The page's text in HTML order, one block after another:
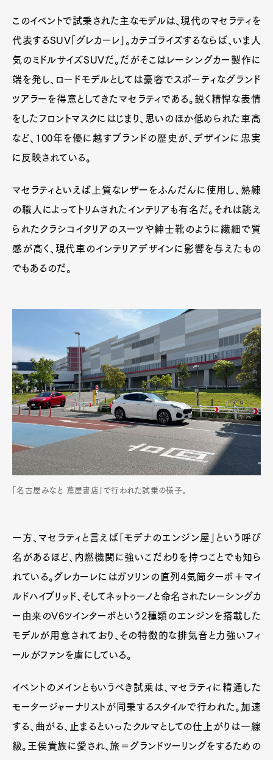
このイベントで試乗された主なモデルは、現代のマセラティを
代表するSUV「グレカーレ」。カテゴライズするならば、いま人
気のミドルサイズSUVだ。だがそこはレーシングカー製作に
端を発し、ロードモデルとしては豪奢でスポーティなグランド
ツアラーを得意としてきたマセラティである。鋭く精悍な表情
をしたフロントマスクにはじまり、思いのほか低められた車高
など、100年を優に越すブランドの歴史が、デザインに忠実
に反映されている。
マセラティといえば上質なレザーをふんだんに使用し、熟練
の職人によってトリムされたインテリアも有名だ。それは誂え
られたクラシコイタリアのスーツや紳士靴のように繊細で質
感が高く、現代車のインテリアデザインに影響を与えたもの
でもあるのだ。
「名古屋みなと 蔦屋書店」で行われた試乗の様子。
一方、マセラティと言えば「モデナのエンジン屋」という呼び
名があるほど、内燃機関に強いこだわりを持つことでも知ら
れている。グレカーレにはガソリンの直列4気筒ターボ＋マイ
ルドハイブリッド、そしてネットゥーノと命名されたレーシングカ
ー由来のV6ツインターボという2種類のエンジンを搭載した
モデルが用意されており、その特徴的な排気音と力強いフィ
ールがファンを虜にしている。
イベントのメインともいうべき試乗は、マセラティに精通した
モータージャーナリストが同乗するスタイルで行われた。加速
する、曲がる、止まるといったクルマとしての仕上がりは一線
級。王侯貴族に愛され、旅＝グランドツーリングをするための